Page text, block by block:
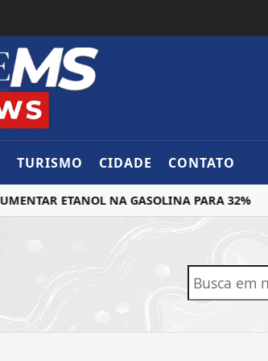
TURISMO CIDADE CONTATO
ETANOL NA GASOLINA PARA 32%